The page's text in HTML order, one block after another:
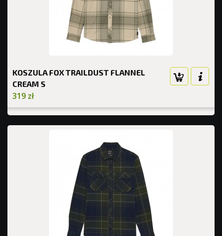
KOSZULA FOX TRAILDUST FLANNEL
CREAM S
319 zł